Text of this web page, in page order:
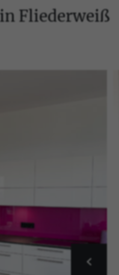
Fliederweiß